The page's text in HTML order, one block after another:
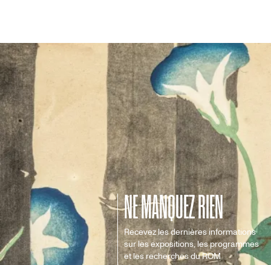
NE MANQUEZ RIEN
Recevez les dernières informations
sur les expositions, les programmes
et les recherches du ROM